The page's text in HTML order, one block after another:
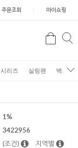
주문조회 마이쇼핑
검
시리즈 실링팬 벽조명
1%
3422956
(조건) 지역별